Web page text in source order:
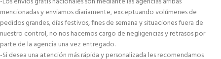
mencionadas y enviamos diariamente, exceptuando volúmenes de
pedidos grandes, días festivos, fines de semana y situaciones fuera de
nuestro control, no nos hacemos cargo de negligencias y retrasos por
parte de la agencia una vez entregado.
-Si desea una atención más rápida y personalizada les recomendamos